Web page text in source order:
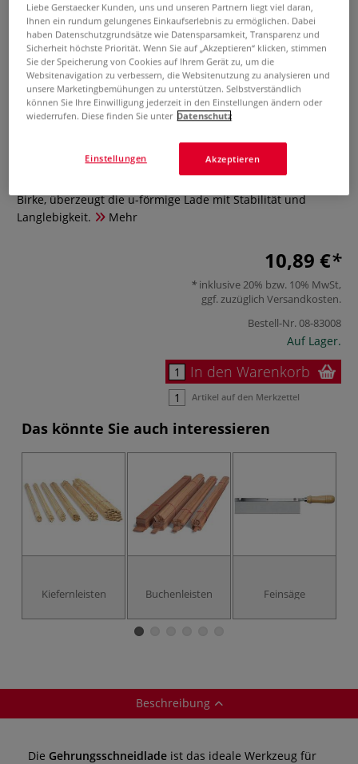
Gehrungsschneidlade
Gehrungsschneidlade für präzise rechtwinklige und 45-
Birke, überzeugt die u-förmige Lade mit Stabilität und
Langlebigkeit.
Mehr
10,89 €
inklusive 20% bzw. 10% MwSt,
ggf. zuzüglich Versandkosten.
Bestell-Nr.08-83008
Auf Lager.
In den Warenkorb
Artikel auf den Merkzettel
Das könnte Sie auch interessieren
Kiefernleisten Buchenleisten Feinsäge
Beschreibung
Die Gehrungsschneidlade ist das ideale Werkzeug für
Liebe Gerstaecker Kunden, uns und unseren Partnern liegt viel daran,
Ihnen ein rundum gelungenes Einkaufserlebnis zu ermöglichen. Dabei
haben Datenschutzgrundsätze wie Datensparsamkeit, Transparenz und
Sicherheit höchste Priorität. Wenn Sie auf „Akzeptieren“ klicken, stimmen
Sie der Speicherung von Cookies auf Ihrem Gerät zu, um die
Websitenavigation zu verbessern, die Websitenutzung zu analysieren und
unsere Marketingbemühungen zu unterstützen. Selbstverständlich
können Sie Ihre Einwilligung jederzeit in den Einstellungen ändern oder
wiederrufen. Diese finden Sie unter Datenschutz
Akzeptieren
Einstellungen